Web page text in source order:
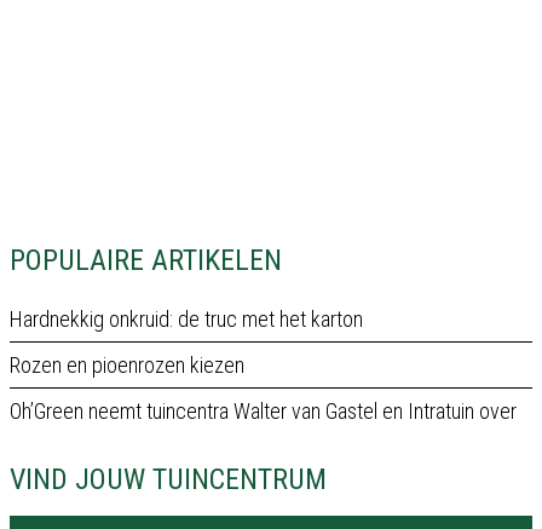
POPULAIRE ARTIKELEN
Hardnekkig onkruid: de truc met het karton
Rozen en pioenrozen kiezen
Oh’Green neemt tuincentra Walter van Gastel en Intratuin over
VIND JOUW TUINCENTRUM